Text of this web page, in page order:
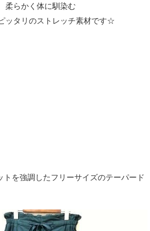
柔らかく体に馴染む
ッタリのストレッチ素材です☆
トを強調したフリーサイズのテーパード